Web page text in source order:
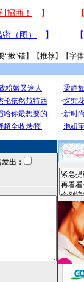
“揪”错】【推荐】【字
发出：